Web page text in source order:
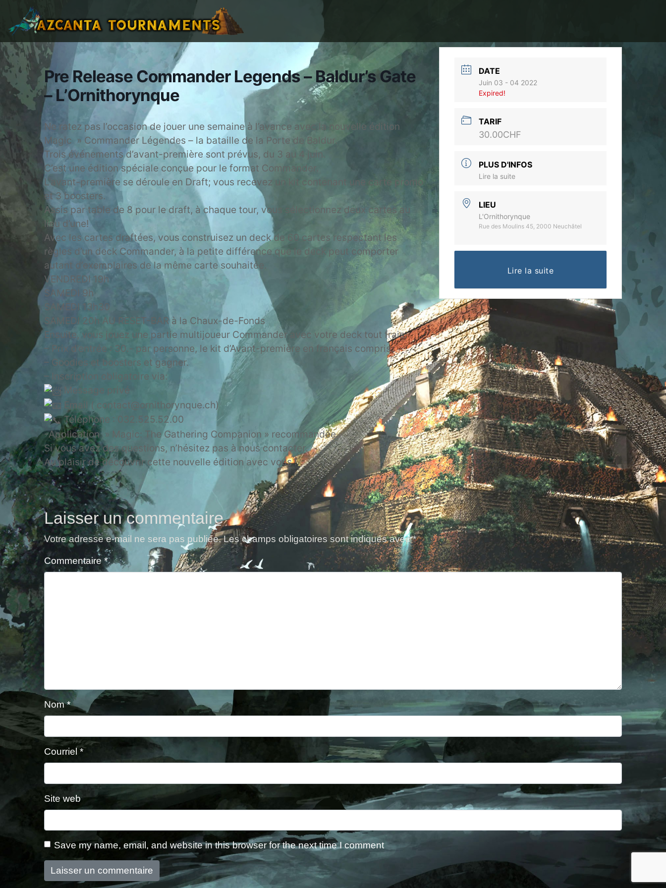
Pre Release Commander Legends – Baldur’s Gate
– L’Ornithorynque
Ne ratez pas l’occasion de jouer une semaine à l’avance avec la nouvelle édition
Magic » Commander Légendes – la bataille de la Porte de Baldur.
Trois événements d’avant-première sont prévus, du 3 au 4 juin.
C’est une édition spéciale conçue pour le format Commander.
L’avant-première se déroule en Draft; vous recevez un kit contenant une carte promo
et 3 boosters.
Assis par table de 8 pour le draft, à chaque tour, vous sélectionnez deux cartes au
lieu d’une!
Avec les cartes draftées, vous construisez un deck de 60 cartes respectant les
règles d’un deck Commander, à la petite différence que le deck peut comporter
autant d’exemplaires de la même carte souhaitée.
VENDREDI 19h
SAMEDI 9h
SAMEDI 13h30
SAMEDI 20h AU RESET-BAR à la Chaux-de-Fonds
Ensuite, vous jouez une partie multijoueur Commander avec votre deck tout frais.
– Prix d’entrée : 30.- par personne, le kit d’Avant-première en français compris.
– Goodies et boosters et gagner.
– Inscription obligatoire via:
Message privé
Email ( contact@ornithorynque.ch)
Téléphone : 032.525.52.00
-Application » Magic: The Gathering Companion » recommandée.
Si vous avez des questions, n’hésitez pas à nous contacter.
Au plaisir de découvrir cette nouvelle édition avec vous !
DATE
Juin 03 - 04 2022
Expired!
TARIF
30.00CHF
PLUS D'INFOS
Lire la suite
LIEU
L'Ornithorynque
Rue des Moulins 45, 2000 Neuchâtel
Lire la suite
Laisser un commentaire
Votre adresse e-mail ne sera pas publiée. Les champs obligatoires sont indiqués avec*
Commentaire *
Nom*
Courriel *
Site web
Save my name, email, and website in this browser for the next time I comment